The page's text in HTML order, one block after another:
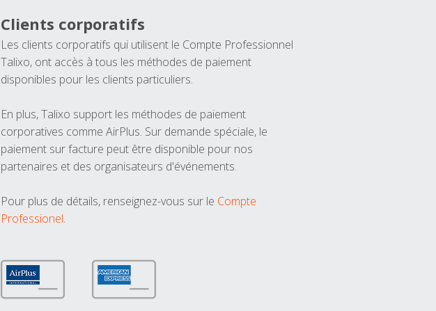
Clients corporatifs
Les clients corporatifs qui utilisent le Compte Professionnel
Talixo, ont accès à tous les méthodes de paiement
disponibles pour les clients particuliers.
En plus, Talixo support les méthodes de paiement
corporatives comme AirPlus. Sur demande spéciale, le
paiement sur facture peut être disponible pour nos
partenaires et des organisateurs d'événements.
Pour plus de détails, renseignez-vous sur le Compte
Professionel.